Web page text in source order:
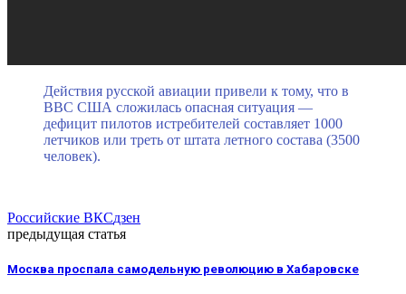
Действия русской авиации привели к тому, что в
ВВС США сложилась опасная ситуация —
дефицит пилотов истребителей составляет 1000
летчиков или треть от штата летного состава (3500
человек).
Российские ВКСдзен
предыдущая статья
Москва проспала самодельную революцию в Хабаровске